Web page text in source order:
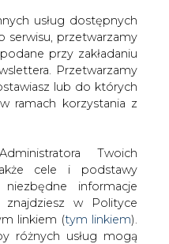
usług dostępnych
serwisu, przetwarzamy
przy zakładaniu
Przetwarzamy
lub do których
ramach korzystania z
Twoich
cele i podstawy
informacje
w Polityce
linkiem (tym linkiem).
różnych usług mogą
CIRE
Naimskiego
drukuj
skomentuj
udostępnij